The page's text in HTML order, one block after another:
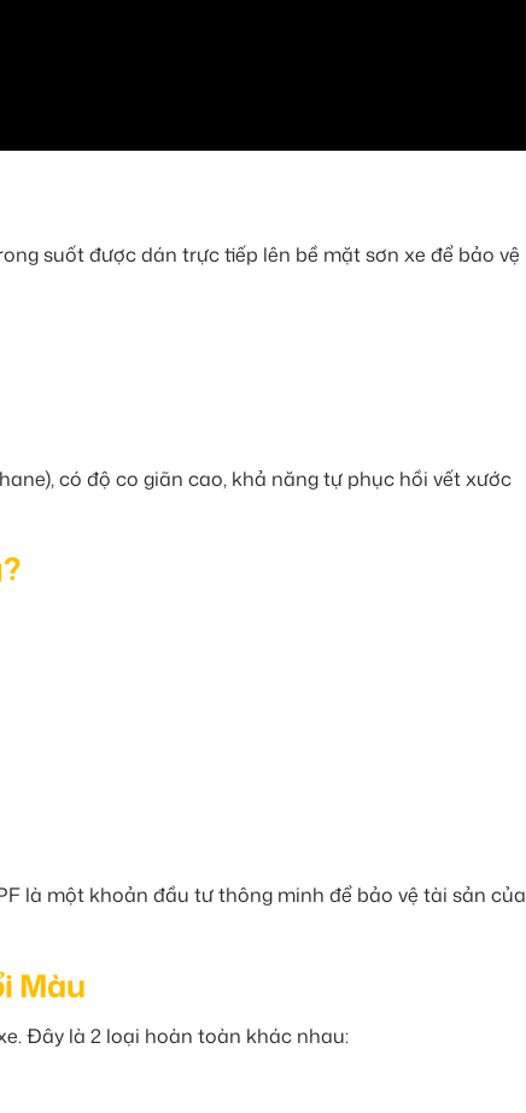
suốt được dán trực tiếp lên bề mặt sơn xe để bảo vệ
có độ co giãn cao, khả năng tự phục hồi vết xước
là một khoản đầu tư thông minh để bảo vệ tài sản của
Màu
Đây là 2 loại hoàn toàn khác nhau: